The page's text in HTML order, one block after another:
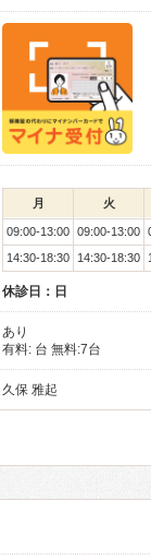
月 火
09:00-13:00 09:00-13:00
14:30-18:30
14:30-18:30
休診日：日
あり
有料: 台 無料:7台
久保 雅起